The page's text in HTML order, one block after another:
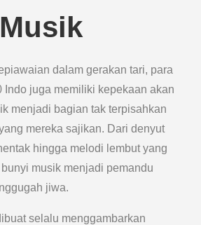
dalam gerakan tari, para
Indo juga memiliki kepekaan akan
menjadi bagian tak terpisahkan
mereka sajikan. Dari denyut
hingga melodi lembut yang
musik menjadi pemandu
jiwa.
selalu menggambarkan